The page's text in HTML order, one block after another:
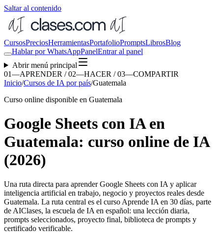
Saltar al contenido
CursosPreciosHerramientasPortafolioPromptsLibrosBlog
Hablar por WhatsAppPanelEntrar al panel
Abrir menú principal
01—APRENDER / 02—HACER / 03—COMPARTIR
Inicio/Cursos de IA por país/Guatemala
Curso online disponible en Guatemala
Google Sheets con IA en
Guatemala: curso online de IA
(2026)
Una ruta directa para aprenderGoogle Sheets con IA y aplicar
inteligencia artificial en trabajo, negocio y proyectos reales desde
Guatemala. La ruta central es el curso Aprende IA en 30 días, parte
de AIClases, la escuela de IA en español: una lección diaria,
prompts seleccionados, proyecto final, biblioteca de prompts y
certificado verificable.